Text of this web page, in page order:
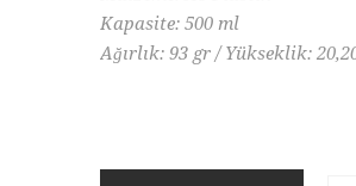
Kapasite: 500 ml
Ağırlık: 93 gr / Yükseklik: